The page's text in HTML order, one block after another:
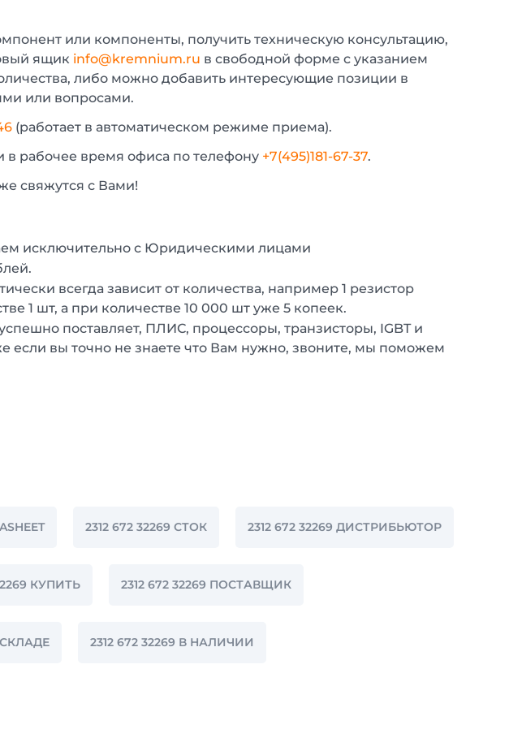
или компоненты, получить техническую консультацию,
ящик info@kremnium.ru в свободной форме с указанием
либо можно добавить интересующие позиции в
или вопросами.
(работает в автоматическом режиме приема).
в рабочее время офиса по телефону +7(495)181-67-37.
свяжутся с Вами!
исключительно с Юридическими лицами
всегда зависит от количества, например 1 резистор
1 шт, а при количестве 10 000 шт уже 5 копеек.
поставляет, ПЛИС, процессоры, транзисторы, IGBT и
если вы точно не знаете что Вам нужно, звоните, мы поможем
2312 672 32269 СТОК 2312 672 32269 ДИСТРИБЬЮТОР
КУПИТЬ 2312 672 32269 ПОСТАВЩИК
СКЛАДЕ 2312 672 32269 В НАЛИЧИИ